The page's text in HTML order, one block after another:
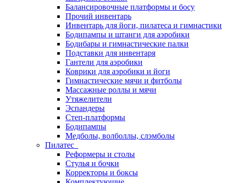
Балансировочные платформы и босу
Прочий инвентарь
Инвентарь для йоги, пилатеса и гимнастики
Бодипампы и штанги для аэробики
Бодибары и гимнастические палки
Подставки для инвентаря
Гантели для аэробики
Коврики для аэробики и йоги
Гимнастические мячи и фитболы
Массажные роллы и мячи
Утяжелители
Эспандеры
Степ-платформы
Бодипампы
Медболы, волболлы, слэмболы
Пилатес
Реформеры и столы
Стулья и бочки
Корректоры и боксы